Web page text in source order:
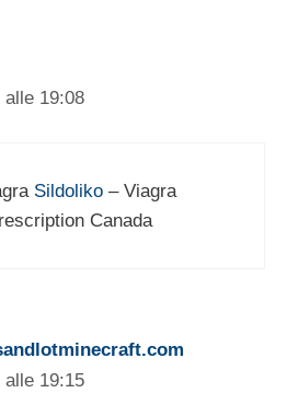
alle 19:08
Sildoliko – Viagra
Canada
alle 19:15